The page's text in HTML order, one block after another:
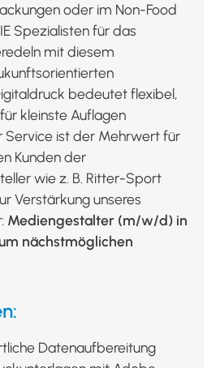
oder im Non-Food
Spezialisten für das
mit diesem
bedeutet flexibel,
kleinste Auflagen
Service ist der Mehrwert für
Kunden der
wie z. B. Ritter-Sport
Verstärkung unseres
Mediengestalter (m/w/d) in
nächstmöglichen
Datenaufbereitung